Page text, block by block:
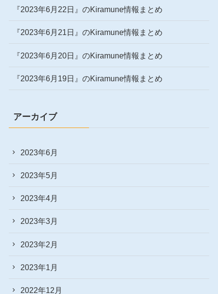
『2023年6月22日』のKiramune情報まとめ
『2023年6月21日』のKiramune情報まとめ
『2023年6月20日』のKiramune情報まとめ
『2023年6月19日』のKiramune情報まとめ
アーカイブ
2023年6月
2023年5月
2023年4月
2023年3月
2023年2月
2023年1月
2022年12月